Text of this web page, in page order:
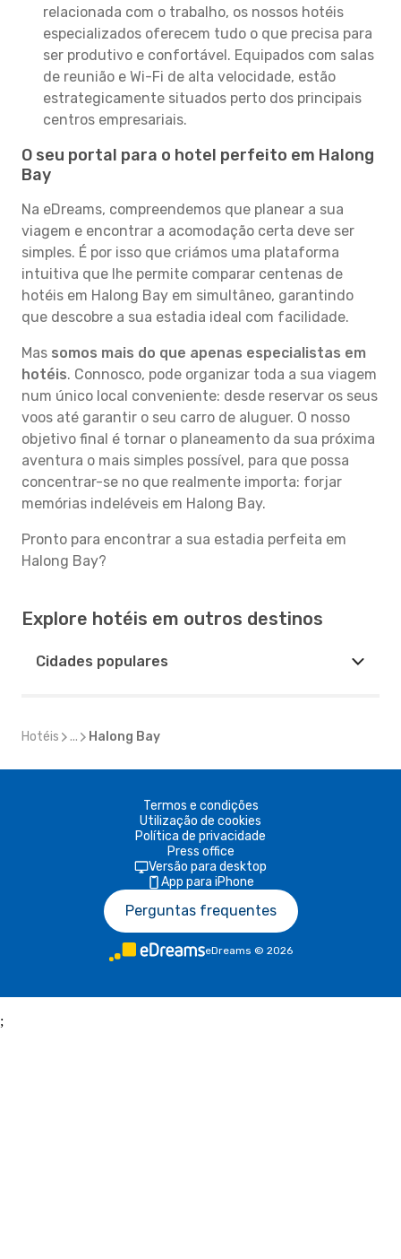
relacionada com o trabalho, os nossos hotéis
especializados oferecem tudo o que precisa para
ser produtivo e confortável. Equipados com salas
de reunião e Wi-Fi de alta velocidade, estão
estrategicamente situados perto dos principais
centros empresariais.
O seu portal para o hotel perfeito em Halong
Bay
Na eDreams, compreendemos que planear a sua
viagem e encontrar a acomodação certa deve ser
simples. É por isso que criámos uma plataforma
intuitiva que lhe permite comparar centenas de
hotéis em Halong Bay em simultâneo, garantindo
que descobre a sua estadia ideal com facilidade.
Mas somos mais do que apenas especialistas em
hotéis. Connosco, pode organizar toda a sua viagem
num único local conveniente: desde reservar os seus
voos até garantir o seu carro de aluguer. O nosso
objetivo final é tornar o planeamento da sua próxima
aventura o mais simples possível, para que possa
concentrar-se no que realmente importa: forjar
memórias indeléveis em Halong Bay.
Pronto para encontrar a sua estadia perfeita em
Halong Bay?
Explore hotéis em outros destinos
Cidades populares
Hotéis ... Halong Bay
Termos e condições
Utilização de cookies
Política de privacidade
Press office
Versão para desktop
App para iPhone
Perguntas frequentes
eDreams © 2026
;